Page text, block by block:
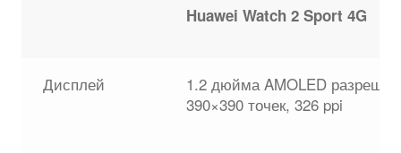
Huawei Watch 2 Sport 4G
Дисплей
1.2 дюйма AMOLED
390×390 точек, 326 ppi